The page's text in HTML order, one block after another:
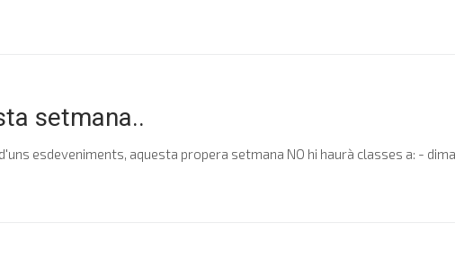
setmana..
esdeveniments, aquesta propera setmana NO hi haurà classes a: -